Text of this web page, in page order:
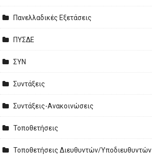
Πανελλαδικές Εξετάσεις
ΠΥΣΔΕ
ΣΥΝ
Συντάξεις
Συντάξεις-Ανακοινώσεις
Τοποθετήσεις
Τοποθετήσεις Διευθυντών/Υποδιευθυντών